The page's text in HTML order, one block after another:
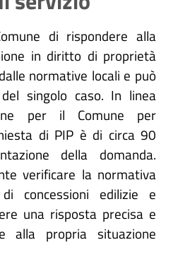
di rispondere alla
in diritto di proprietà
normative locali e può
singolo caso. In linea
per il Comune per
di PIP è di circa 90
della domanda.
verificare la normativa
concessioni edilizie e
una risposta precisa e
alla propria situazione